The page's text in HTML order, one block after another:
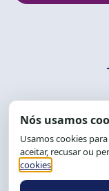
Tel.: (71)